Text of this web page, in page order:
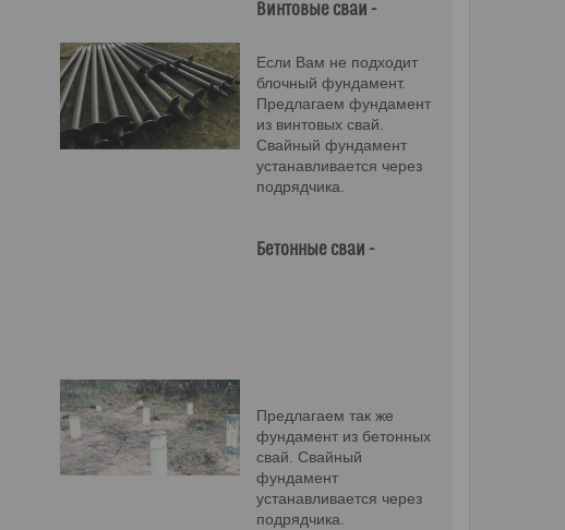
Винтовые сваи -
Если Вам не подходит
блочный фундамент.
Предлагаем фундамент
из винтовых свай.
Свайный фундамент
устанавливается через
подрядчика.
Бетонные сваи -
Предлагаем так же
фундамент из бетонных
свай. Свайный
фундамент
устанавливается через
подрядчика.